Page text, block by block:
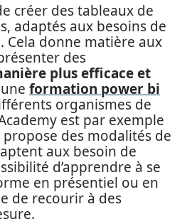
créer des tableaux de
adaptés aux besoins de
Cela donne matière aux
des
plus efficace et
une formation power bi
organismes de
est par exemple
propose des modalités de
aux besoin de
d’apprendre à se
en présentiel ou en
de recourir à des